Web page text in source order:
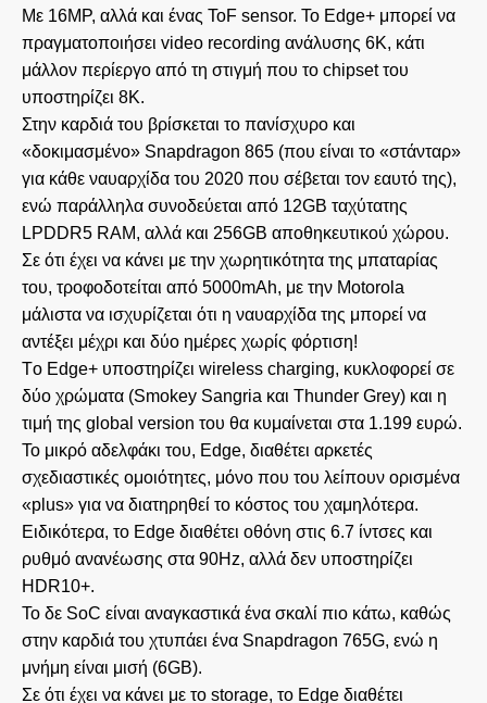
Με 16MP, αλλά και ένας ToF sensor. Το Edge+ μπορεί να
πραγματοποιήσει video recording ανάλυσης 6K, κάτι
μάλλον περίεργο από τη στιγμή που το chipset του
υποστηρίζει 8K.
Στην καρδιά του βρίσκεται το πανίσχυρο και
«δοκιμασμένο» Snapdragon 865 (που είναι το «στάνταρ»
για κάθε ναυαρχίδα του 2020 που σέβεται τον εαυτό της),
ενώ παράλληλα συνοδεύεται από 12GB ταχύτατης
LPDDR5 RAM, αλλά και 256GB αποθηκευτικού χώρου.
Σε ότι έχει να κάνει με την χωρητικότητα της μπαταρίας
του, τροφοδοτείται από 5000mAh, με την Motorola
μάλιστα να ισχυρίζεται ότι η ναυαρχίδα της μπορεί να
αντέξει μέχρι και δύο ημέρες χωρίς φόρτιση!
Τo Edge+ υποστηρίζει wireless charging, κυκλοφορεί σε
δύο χρώματα (Smokey Sangria και Thunder Grey) και η
τιμή της global version του θα κυμαίνεται στα 1.199 ευρώ.
Το μικρό αδελφάκι του, Edge, διαθέτει αρκετές
σχεδιαστικές ομοιότητες, μόνο που του λείπουν ορισμένα
«plus» για να διατηρηθεί το κόστος του χαμηλότερα.
Ειδικότερα, το Edge διαθέτει οθόνη στις 6.7 ίντσες και
ρυθμό ανανέωσης στα 90Hz, αλλά δεν υποστηρίζει
HDR10+.
To δε SoC είναι αναγκαστικά ένα σκαλί πιο κάτω, καθώς
στην καρδιά του χτυπάει ένα Snapdragon 765G, ενώ η
μνήμη είναι μισή (6GB).
Σε ότι έχει να κάνει με το storage, το Edge διαθέτει